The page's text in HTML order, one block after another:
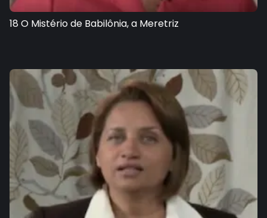
18 O Mistério de Babilônia, a Meretriz